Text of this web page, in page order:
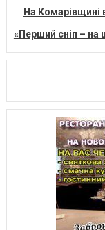
На Комарівщині
«Перший сніп – на